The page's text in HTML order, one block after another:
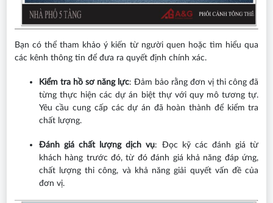
Bạn có thể tham khảo ý kiến từ người quen hoặc tìm hiểu qua
các kênh thông tin để đưa ra quyết định chính xác.
Kiểm tra hồ sơ năng lực: Đảm bảo rằng đơn vị thi công đã
từng thực hiện các dự án biệt thự với quy mô tương tự.
Yêu cầu cung cấp các dự án đã hoàn thành để kiểm tra
chất lượng.
Đánh giá chất lượng dịch vụ: Đọc kỹ các đánh giá từ
khách hàng trước đó, từ đó đánh giá khả năng đáp ứng,
chất lượng thi công, và khả năng giải quyết vấn đề của
đơn vị.